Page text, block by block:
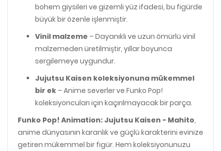
bohem giysileri ve gizemli yüz ifadesi, bu figürde
büyük bir özenle işlenmiştir.
Vinil malzeme – Dayanıklı ve uzun ömürlü vinil
malzemeden üretilmiştir, yıllar boyunca
sergilemeye uygundur.
Jujutsu Kaisen koleksiyonuna mükemmel
bir ek – Anime severler ve Funko Pop!
koleksiyoncuları için kaçırılmayacak bir parça.
Funko Pop! Animation: Jujutsu Kaisen - Mahito,
anime dünyasının karanlık ve güçlü karakterini evinize
getiren mükemmel bir figür. Hem koleksiyonunuzu